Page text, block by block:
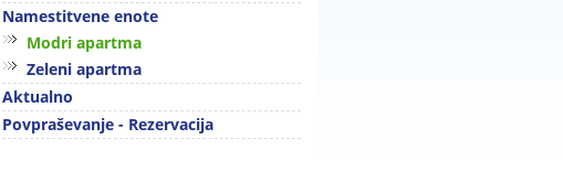
Namestitvene enote
Modri apartma
Zeleni apartma
Aktualno
Povpraševanje - Rezervacija